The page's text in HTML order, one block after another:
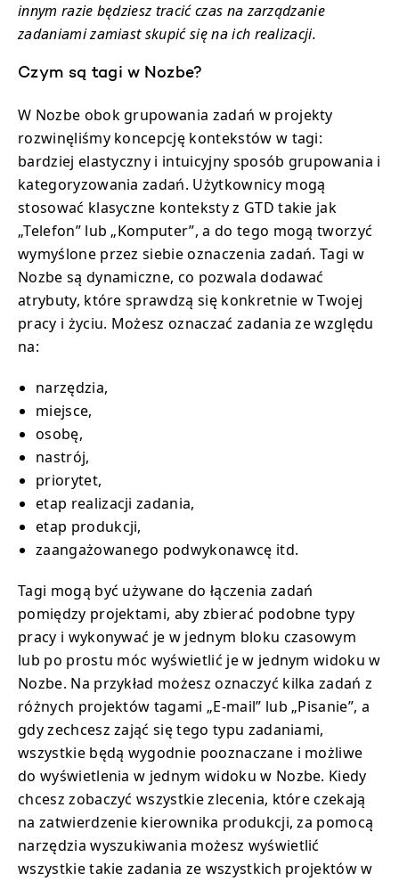
innym razie będziesz tracić czas na zarządzanie
zadaniami zamiast skupić się na ich realizacji.
Czym są tagi w Nozbe?
W Nozbe obok grupowania zadań w projekty
rozwinęliśmy koncepcję kontekstów w tagi:
bardziej elastyczny i intuicyjny sposób grupowania i
kategoryzowania zadań. Użytkownicy mogą
stosować klasyczne konteksty z GTD takie jak
„Telefon” lub „Komputer”, a do tego mogą tworzyć
wymyślone przez siebie oznaczenia zadań. Tagi w
Nozbe są dynamiczne, co pozwala dodawać
atrybuty, które sprawdzą się konkretnie w Twojej
pracy i życiu. Możesz oznaczać zadania ze względu
na:
narzędzia,
miejsce,
osobę,
nastrój,
priorytet,
etap realizacji zadania,
etap produkcji,
zaangażowanego podwykonawcę itd.
Tagi mogą być używane do łączenia zadań
pomiędzy projektami, aby zbierać podobne typy
pracy i wykonywać je w jednym bloku czasowym
lub po prostu móc wyświetlić je w jednym widoku w
Nozbe. Na przykład możesz oznaczyć kilka zadań z
różnych projektów tagami „E-mail” lub „Pisanie”, a
gdy zechcesz zająć się tego typu zadaniami,
wszystkie będą wygodnie pooznaczane i możliwe
do wyświetlenia w jednym widoku w Nozbe. Kiedy
chcesz zobaczyć wszystkie zlecenia, które czekają
na zatwierdzenie kierownika produkcji, za pomocą
narzędzia wyszukiwania możesz wyświetlić
wszystkie takie zadania ze wszystkich projektów w